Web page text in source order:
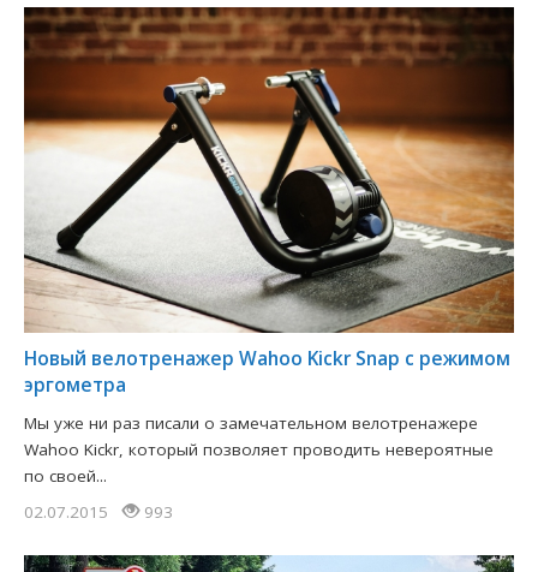
Новый велотренажер Wahoo Kickr Snap с режимом
эргометра
Мы уже ни раз писали о замечательном велотренажере
Wahoo Kickr, который позволяет проводить невероятные
по своей...
02.07.2015
993